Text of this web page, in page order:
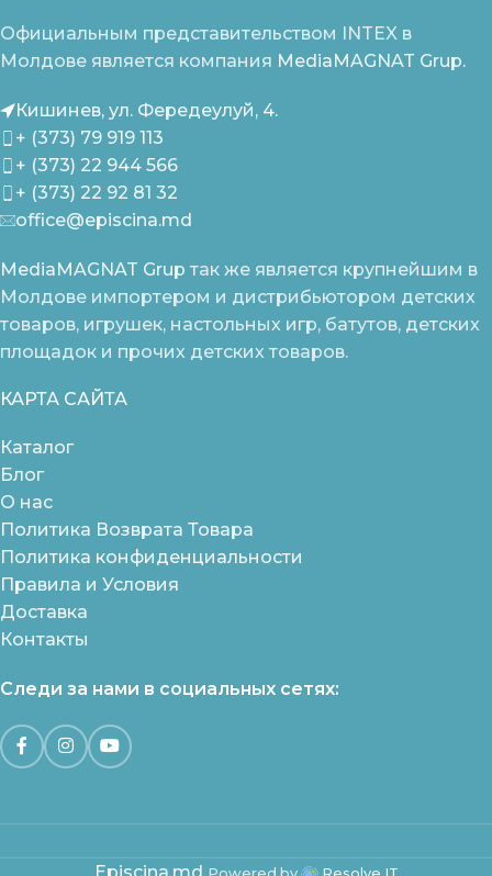
Официальным представительством INTEX в
Молдове является компания MediaMAGNAT Grup.
Кишинев, ул. Фередеулуй, 4.
+ (373) 79 919 113
+ (373) 22 944 566
+ (373) 22 92 81 32
office@episcina.md
MediaMAGNAT Grup так же является крупнейшим в
Молдове импортером и дистрибьютором детских
товаров, игрушек, настольных игр, батутов, детских
площадок и прочих детских товаров.
КАРТА САЙТА
Каталог
Блог
О нас
Политика Возврата Товара
Политика конфиденциальности
Правила и Условия
Доставка
Контакты
Следи за нами в социальных сетях: